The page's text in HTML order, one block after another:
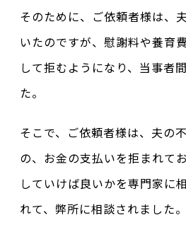
そのために、ご依頼者様は、
いたのですが、慰謝料や養育
して拒むようになり、当事者
た。
そこで、ご依頼者様は、夫の
の、お金の支払いを拒まれて
していけば良いかを専門家に
れて、弊所に相談されました。